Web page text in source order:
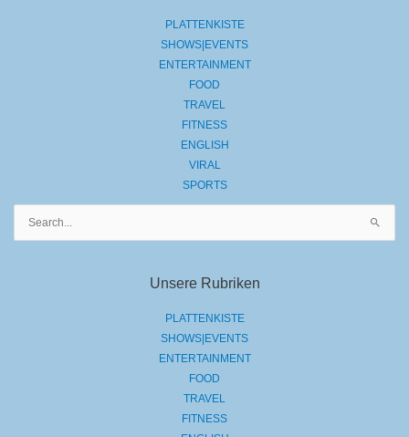
PLATTENKISTE
SHOWS|EVENTS
ENTERTAINMENT
FOOD
TRAVEL
FITNESS
ENGLISH
VIRAL
SPORTS
Unsere Rubriken
PLATTENKISTE
SHOWS|EVENTS
ENTERTAINMENT
FOOD
TRAVEL
FITNESS